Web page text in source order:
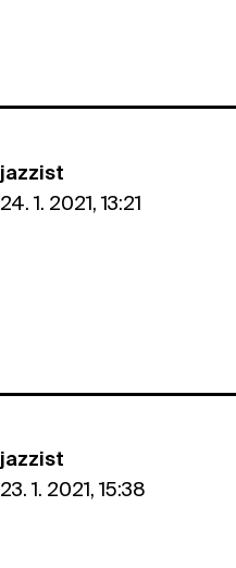
jazzist
24. 1. 2021, 13:21
jazzist
23. 1. 2021, 15:38